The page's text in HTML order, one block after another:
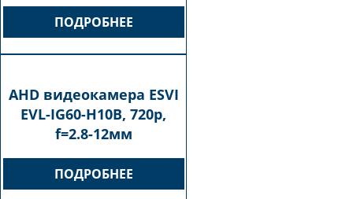
ПОДРОБНЕЕ
AHD видеокамера ESVI
EVL-IG60-H10B, 720p,
f=2.8-12мм
ПОДРОБНЕЕ